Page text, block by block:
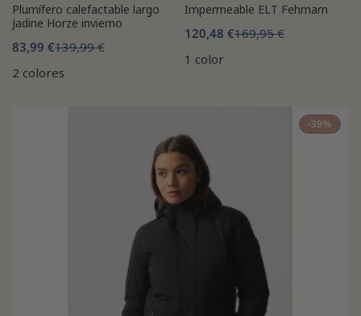
Plumífero calefactable largo
Jadine Horze invierno
83,99 €139,99 €
2 colores
Impermeable ELT Fehmarn
120,48 €169,95 €
1 color
-39%